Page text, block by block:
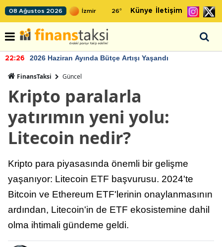
08 Ağustos 2026 26° Künye İletişim
22:26 2026 Haziran Ayında Bütçe Artışı Yaşandı
FinansTaksi Güncel
Kripto paralarla
yatırımın yeni yolu:
Litecoin nedir?
Kripto para piyasasında önemli bir gelişme
yaşanıyor: Litecoin ETF başvurusu. 2024'te
Bitcoin ve Ethereum ETF'lerinin onaylanmasının
ardından, Litecoin'in de ETF ekosistemine dahil
olma ihtimali gündeme geldi.